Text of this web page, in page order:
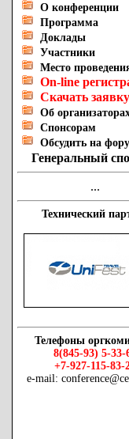
О конференции
Программа
Доклады
Участники
Место
On-line
Скачать заявку
Об
Спонсорам
Обсудить на
Генеральный
...
Технический
Телефоны
8(845-93) 5-33-
+7-927-115-83-
e-mail: